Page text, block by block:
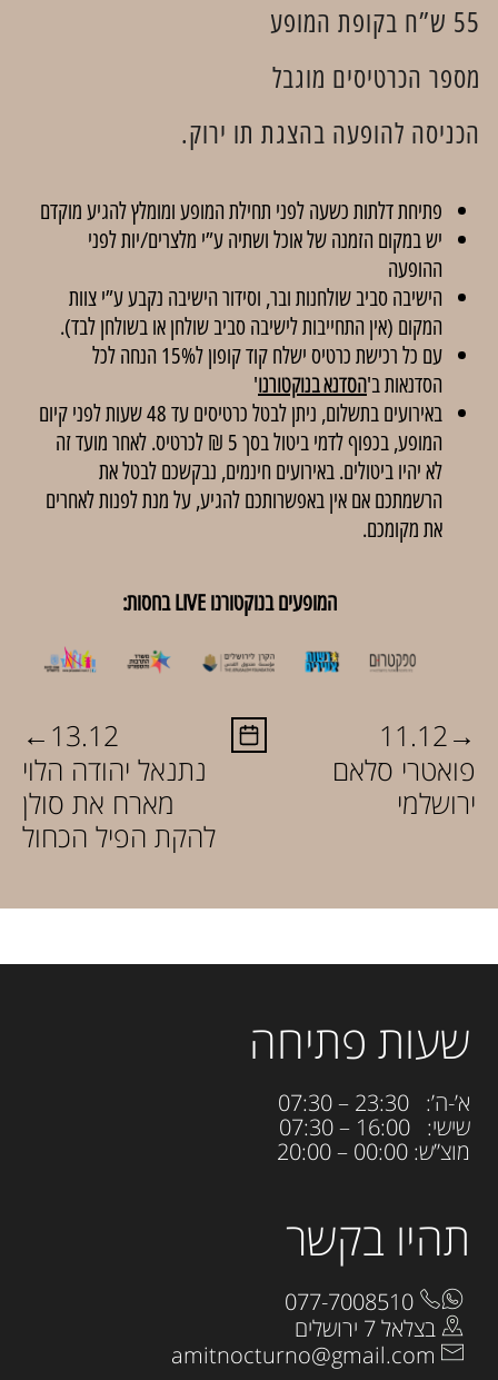
55 ש”ח בקופת המופע
מספר הכרטיסים מוגבל
הכניסה להופעה בהצגת תו ירוק.
פתיחת דלתות כשעה לפני תחילת המופע ומומלץ להגיע מוקדם
יש במקום הזמנה של אוכל ושתיה ע”י מלצרים/יות לפני
ההופעה
הישיבה סביב שולחנות ובר, וסידור הישיבה נקבע ע”י צוות
המקום (אין התחייבות לישיבה סביב שולחן או בשולחן לבד).
עם כל רכישת כרטיס ישלח קוד קופון ל15% הנחה לכל
הסדנאות ב'הסדנא בנוקטורנו'
באירועים בתשלום, ניתן לבטל כרטיסים עד 48 שעות לפני קיום
המופע, בכפוף לדמי ביטול בסך 5 ₪ לכרטיס. לאחר מועד זה
לא יהיו ביטולים. באירועים חינמים, נבקשכם לבטל את
הרשמתכם אם אין באפשרותכם להגיע, על מנת לפנות לאחרים
את מקומכם.
המופעים בנוקטורנו LIVE בחסות:
← 13.12
נתנאל יהודה הלוי
מארח את סולן
להקת הפיל הכחול
11.12→
פואטרי סלאם
ירושלמי
תהיו בקשר
בצלאל 7 ירושלים
שעות פתיחה
א’-ה’: 23:30 – 07:30
שישי: 16:00 – 07:30
מוצ”ש: 00:00 – 20:00